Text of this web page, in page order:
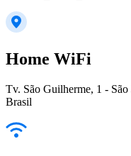
Home WiFi
Tv. São Guilherme, 1 -
Brasil